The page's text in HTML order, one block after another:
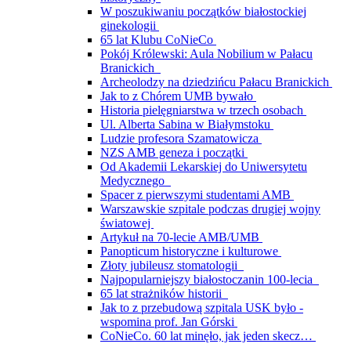
W poszukiwaniu początków białostockiej
ginekologii
65 lat Klubu CoNieCo
Pokój Królewski: Aula Nobilium w Pałacu
Branickich
Archeolodzy na dziedzińcu Pałacu Branickich
Jak to z Chórem UMB bywało
Historia pielęgniarstwa w trzech osobach
Ul. Alberta Sabina w Białymstoku
Ludzie profesora Szamatowicza
NZS AMB geneza i początki
Od Akademii Lekarskiej do Uniwersytetu
Medycznego
Spacer z pierwszymi studentami AMB
Warszawskie szpitale podczas drugiej wojny
światowej
Artykuł na 70-lecie AMB/UMB
Panopticum historyczne i kulturowe
Złoty jubileusz stomatologii
Najpopularniejszy białostoczanin 100-lecia
65 lat strażników historii
Jak to z przebudową szpitala USK było -
wspomina prof. Jan Górski
CoNieCo. 60 lat minęło, jak jeden skecz…